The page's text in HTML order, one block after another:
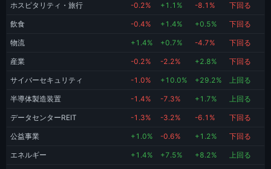
ホスピタリティ・旅行 -0.2% +1.1% -8.1% 下回る
飲食 -0.4% +1.4% +0.5% 下回る
物流 +1.4% +0.7% -4.7% 下回る
産業 -0.2% -2.2% +2.8% 下回る
サイバーセキュリティ -1.0% +10.0% +29.2% 上回る
半導体製造装置 -1.4% -7.3% +1.7% 上回る
データセンターREIT -1.3% -3.2% -6.1% 下回る
公益事業 +1.0% -0.6% +1.2% 下回る
エネルギー +1.4% +7.5% +8.2% 上回る